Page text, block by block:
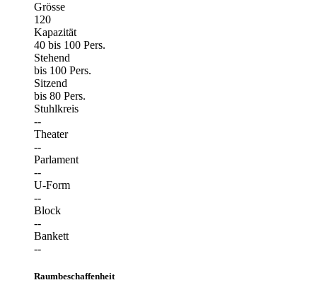
Grösse
120
Kapazität
40 bis 100 Pers.
Stehend
bis 100 Pers.
Sitzend
bis 80 Pers.
Stuhlkreis
--
Theater
--
Parlament
--
U-Form
--
Block
--
Bankett
--
Raumbeschaffenheit